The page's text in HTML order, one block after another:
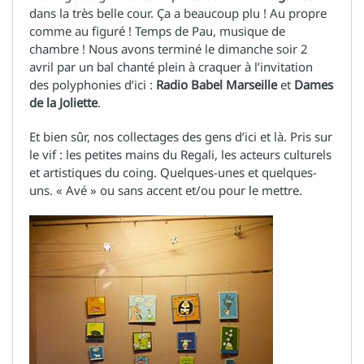
dans la très belle cour. Ça a beaucoup plu ! Au propre
comme au figuré ! Temps de Pau, musique de
chambre ! Nous avons terminé le dimanche soir 2
avril par un bal chanté plein à craquer à l’invitation
des polyphonies d’ici : Radio Babel Marseilleet Dames
de la Joliette.
Et bien sûr, nos collectages des gens d’ici et là. Pris sur
le vif : les petites mains du Regali, les acteurs culturels
et artistiques du coing. Quelques-unes et quelques-
uns. « Avé » ou sans accent et/ou pour le mettre.